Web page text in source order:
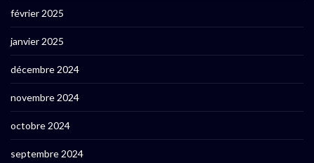
février 2025
janvier 2025
décembre 2024
novembre 2024
octobre 2024
septembre 2024